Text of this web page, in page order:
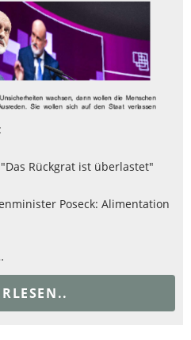
Rückgrat ist überlastet"
Poseck: Alimentation